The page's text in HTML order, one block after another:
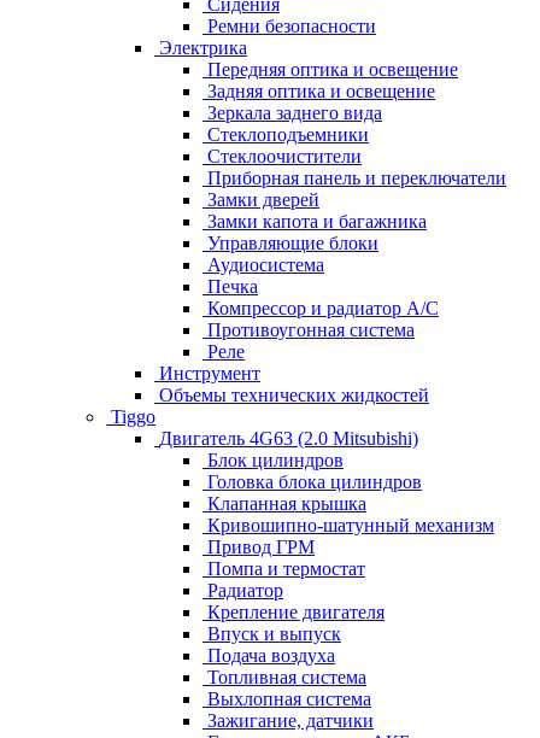
Сидения
Ремни безопасности
Электрика
Передняя оптика и освещение
Задняя оптика и освещение
Зеркала заднего вида
Стеклоподъемники
Стеклоочистители
Приборная панель и переключатели
Замки дверей
Замки капота и багажника
Управляющие блоки
Аудиосистема
Печка
Компрессор и радиатор А/C
Противоугонная система
Реле
Инструмент
Объемы технических жидкостей
Tiggo
Двигатель 4G63 (2.0 Mitsubishi)
Блок цилиндров
Головка блока цилиндров
Клапанная крышка
Кривошипно-шатунный механизм
Привод ГРМ
Помпа и термостат
Радиатор
Крепление двигателя
Впуск и выпуск
Подача воздуха
Топливная система
Выхлопная система
Зажигание, датчики